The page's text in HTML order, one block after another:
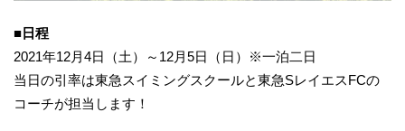
■日程
2021年12月4日（土）～12月5日（日）※一泊二日
当日の引率は東急スイミングスクールと東急SレイエスFCの
コーチが担当します！